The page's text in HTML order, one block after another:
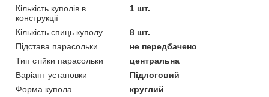
Кількість куполів в
конструкції
1 шт.
Кількість спиць куполу
8 шт.
Підстава парасольки
не передбачено
Тип стійки парасольки
центральна
Варіант установки
Підлоговий
Форма купола
круглий